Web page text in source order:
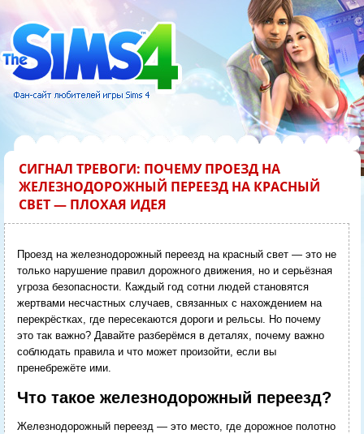
СИГНАЛ ТРЕВОГИ: ПОЧЕМУ ПРОЕЗД НА
ЖЕЛЕЗНОДОРОЖНЫЙ ПЕРЕЕЗД НА КРАСНЫЙ
СВЕТ — ПЛОХАЯ ИДЕЯ
Проезд на железнодорожный переезд на красный свет — это не
только нарушение правил дорожного движения, но и серьёзная
угроза безопасности. Каждый год сотни людей становятся
жертвами несчастных случаев, связанных с нахождением на
перекрёстках, где пересекаются дороги и рельсы. Но почему
это так важно? Давайте разберёмся в деталях, почему важно
соблюдать правила и что может произойти, если вы
пренебрежёте ими.
Что такое железнодорожный переезд?
Железнодорожный переезд — это место, где дорожное полотно